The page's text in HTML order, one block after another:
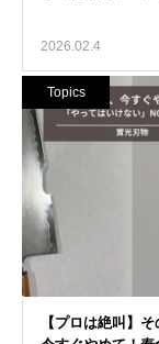
2026.02.4
Topics